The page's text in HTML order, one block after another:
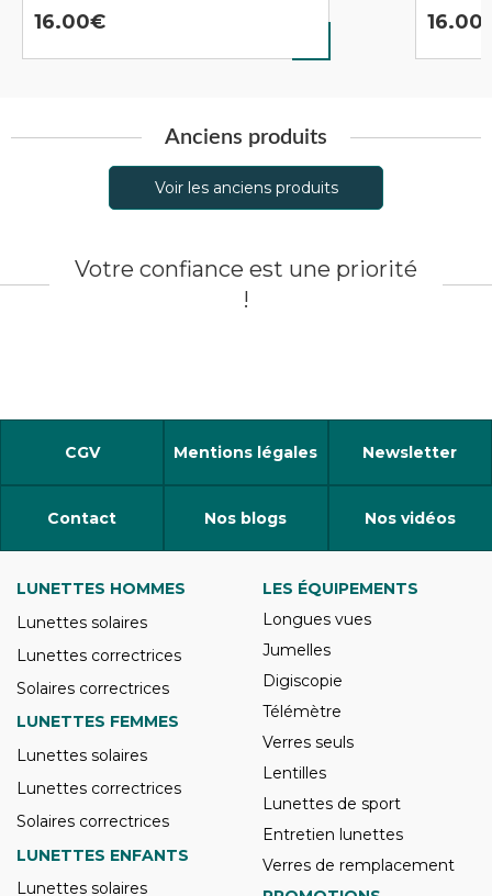
16.00 16.00
Anciens produits
Voir les anciens produits
Votre confiance est une priorité
!
CGV Mentions légales Newsletter
Contact Nos blogs Nos vidéos
LUNETTES HOMMES
Lunettes solaires
Lunettes correctrices
Solaires correctrices
LUNETTES FEMMES
Lunettes solaires
Lunettes correctrices
Solaires correctrices
LUNETTES ENFANTS
Lunettes solaires
LES ÉQUIPEMENTS
Longues vues
Jumelles
Digiscopie
Télémètre
Verres seuls
Lentilles
Lunettes de sport
Entretien lunettes
Verres de remplacement